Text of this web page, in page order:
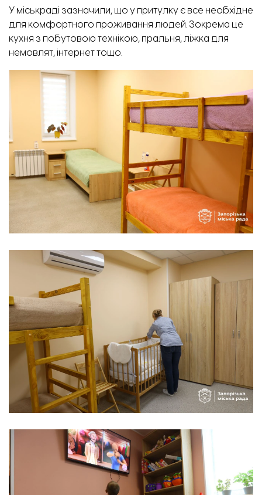
У міськраді зазначили, що у притулку є все необхідне
для комфортного проживання людей. Зокрема це
кухня з побутовою технікою, пральня, ліжка для
немовлят, інтернет тощо.